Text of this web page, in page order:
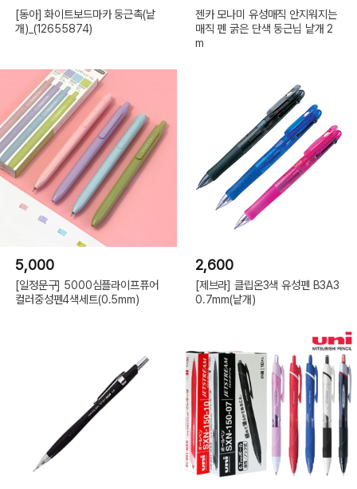
[동아] 화이트보드마카 둥근촉(낱
개)_(12655874)
젠카 모나미 유성매직 안지워지는
매직 펜 굵은 단색 둥근닙 낱개 2
m
5,000
[일정문구] 5000심플라이프퓨어
컬러중성펜4색세트(0.5mm)
2,600
[제브라] 클립온3색 유성펜 B3A3
0.7mm(낱개)